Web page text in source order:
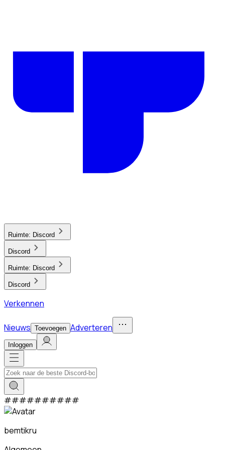
Ruimte: Discord
Discord
Ruimte: Discord
Discord
Verkennen
Nieuws Toevoegen Adverteren
Inloggen
##########
bemtikru